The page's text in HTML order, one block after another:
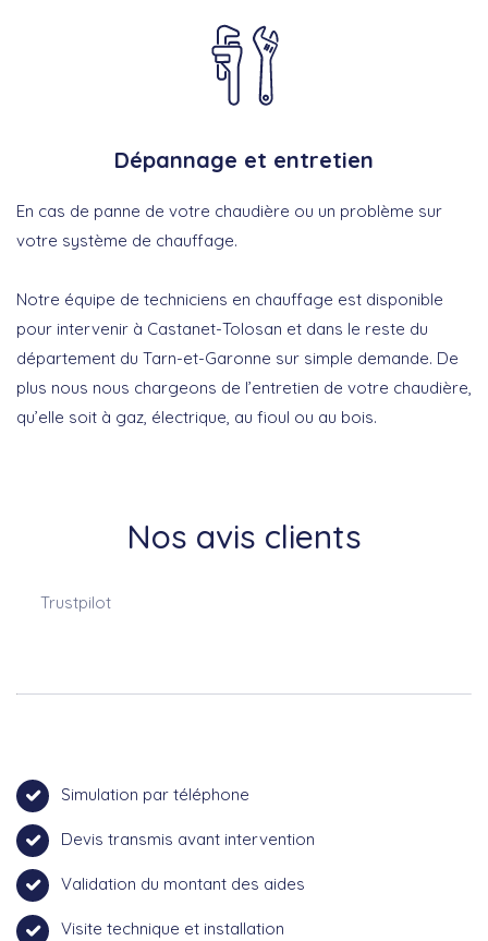
Dépannage et entretien
En cas de panne de votre chaudière ou un problème sur
votre système de chauffage.
Notre équipe de techniciens en chauffage est disponible
pour intervenir à Castanet-Tolosan et dans le reste du
département du Tarn-et-Garonne sur simple demande. De
plus nous nous chargeons de l’entretien de votre chaudière,
qu’elle soit à gaz, électrique, au fioul ou au bois.
Nos avis clients
Trustpilot
Simulation par téléphone
Devis transmis avant intervention
Validation du montant des aides
Visite technique et installation